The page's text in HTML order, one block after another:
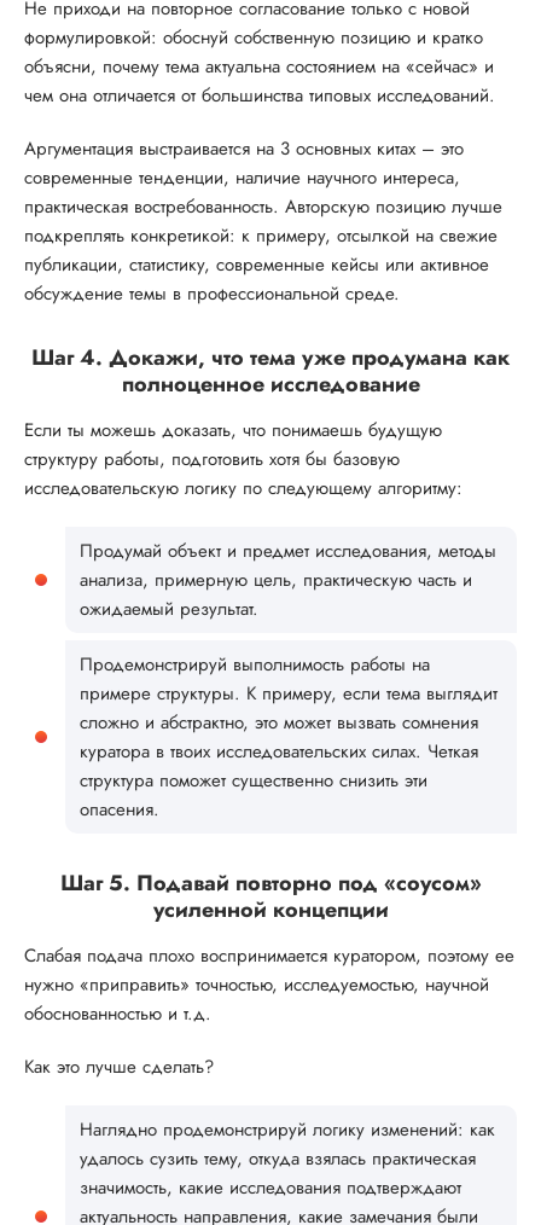
Не приходи на повторное согласование только с новой
формулировкой: обоснуй собственную позицию и кратко
объясни, почему тема актуальна состоянием на «сейчас» и
чем она отличается от большинства типовых исследований.
Аргументация выстраивается на 3 основных китах – это
современные тенденции, наличие научного интереса,
практическая востребованность. Авторскую позицию лучше
подкреплять конкретикой: к примеру, отсылкой на свежие
публикации, статистику, современные кейсы или активное
обсуждение темы в профессиональной среде.
Шаг 4. Докажи, что тема уже продумана как
полноценное исследование
Если ты можешь доказать, что понимаешь будущую
структуру работы, подготовить хотя бы базовую
исследовательскую логику по следующему алгоритму:
Продумай объект и предмет исследования, методы
анализа, примерную цель, практическую часть и
ожидаемый результат.
Продемонстрируй выполнимость работы на
примере структуры. К примеру, если тема выглядит
сложно и абстрактно, это может вызвать сомнения
куратора в твоих исследовательских силах. Четкая
структура поможет существенно снизить эти
опасения.
Шаг 5. Подавай повторно под «соусом»
усиленной концепции
Слабая подача плохо воспринимается куратором, поэтому ее
нужно «приправить» точностью, исследуемостью, научной
обоснованностью и т.д.
Как это лучше сделать?
Наглядно продемонстрируй логику изменений: как
удалось сузить тему, откуда взялась практическая
значимость, какие исследования подтверждают
актуальность направления, какие замечания были